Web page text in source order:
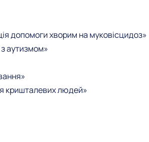
допомоги хворим на муковісцидоз»
з аутизмом»
кришталевих людей»